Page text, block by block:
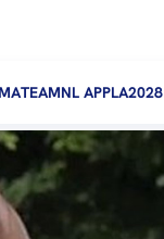
TEAMNL APPLA2028